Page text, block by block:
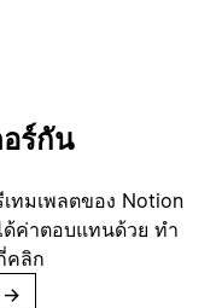
อร์กัน
ทมเพลตของ Notion
ด้ค่าตอบแทนด้วย ทำ
คลิก
→